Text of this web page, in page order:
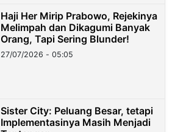
Haji Her Mirip Prabowo, Rejekinya
Melimpah dan Dikagumi Banyak
Orang, Tapi Sering Blunder!
27/07/2026 - 05:05
Sister City: Peluang Besar, tetapi
Implementasinya Masih Menjadi